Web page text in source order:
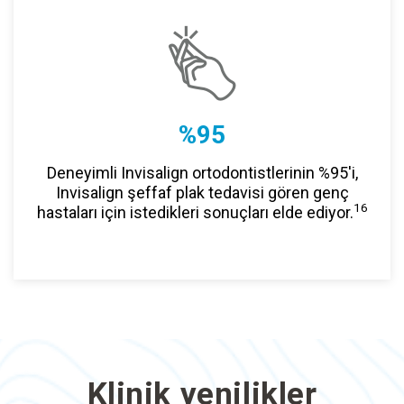
%95
Deneyimli Invisalign ortodontistlerinin %95'i,
Invisalign şeffaf plak tedavisi gören genç
hastaları için istedikleri sonuçları elde ediyor.16
Klinik yenilikler